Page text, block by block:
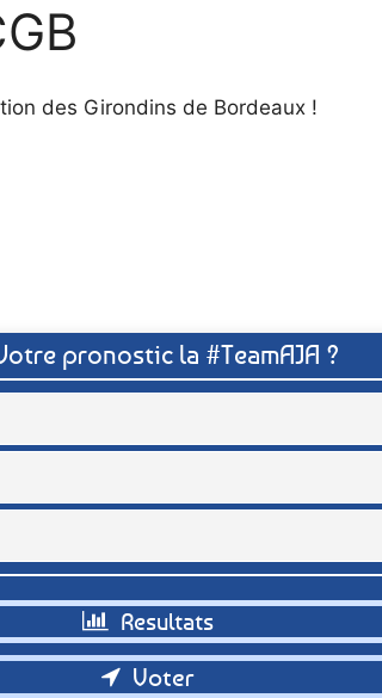
des Girondins de Bordeaux !
pronostic la #TeamAJA ?
Retour